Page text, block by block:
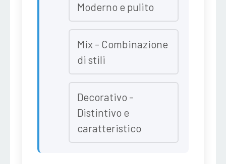
Moderno e pulito
Mix - Combinazione
di stili
Decorativo -
Distintivo e
caratteristico